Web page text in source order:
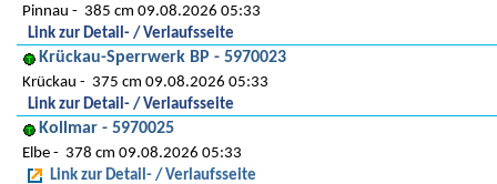
Pinnau
385 cm 09.08.2026 05:33
Link zur Detail- / Verlaufsseite
Krückau-Sperrwerk BP - 5970023
Krückau
375 cm 09.08.2026 05:33
Link zur Detail- / Verlaufsseite
Kollmar - 5970025
Elbe
378 cm 09.08.2026 05:33
Link zur Detail- / Verlaufsseite